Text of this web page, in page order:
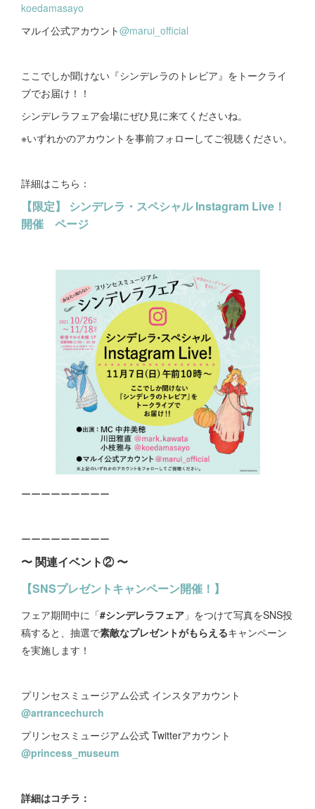
koedamasayo
マルイ公式アカウント@marui_official
ここでしか聞けない『シンデレラのトレビア』をトークライ
ブでお届け！！
シンデレラフェア会場にぜひ見に来てくださいね。
※いずれかのアカウントを事前フォローしてご視聴ください。
詳細はこちら：
【限定】 シンデレラ・スペシャル Instagram Live！
開催 ページ
ーーーーーーーーー
ーーーーーーーーー
〜 関連イベント② 〜
【SNSプレゼントキャンペーン開催！】
フェア期間中に「#シンデレラフェア 」をつけて写真をSNS投
稿すると、抽選で素敵なプレゼントがもらえるキャンペーン
を実施します！
プリンセスミュージアム公式 インスタアカウント
@artrancechurch
プリンセスミュージアム公式 Twitterアカウント
@princess_museum
詳細はコチラ：